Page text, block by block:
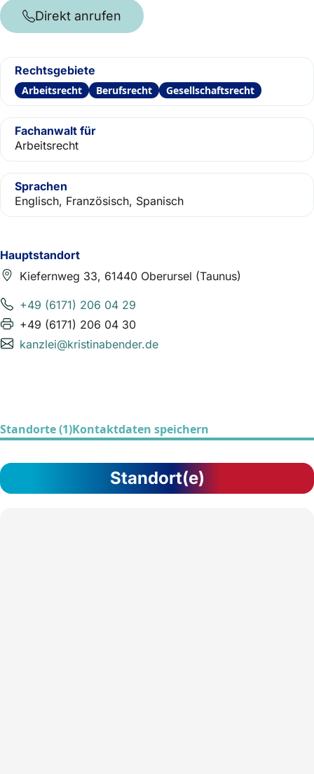
Hauptstandort
Kiefernweg 33, 61440 Oberursel (Taunus)
+49 (6171) 206 04 29
+49 (6171) 206 04 30
kanzlei@kristinabender.de
Direkt anrufen
Rechtsgebiete
Arbeitsrecht Berufsrecht Gesellschaftsrecht
Fachanwalt für
Arbeitsrecht
Sprachen
Englisch, Französisch, Spanisch
Standorte (1)Kontaktdaten speichern
Standort(e)